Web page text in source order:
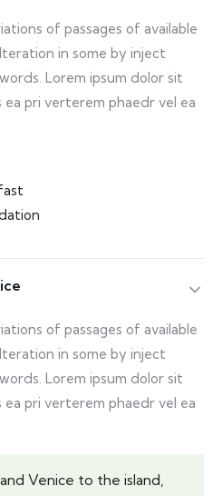
of passages of available
in some by inject
Lorem ipsum dolor sit
ea pri verterem phaedr vel ea
of passages of available
in some by inject
Lorem ipsum dolor sit
ea pri verterem phaedr vel ea
Venice to the island,